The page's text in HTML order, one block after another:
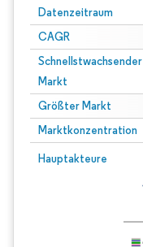
Datenzeitraum
CAGR
Schnellstwachsender
Markt
Größter Markt
Marktkonzentration
Hauptakteure